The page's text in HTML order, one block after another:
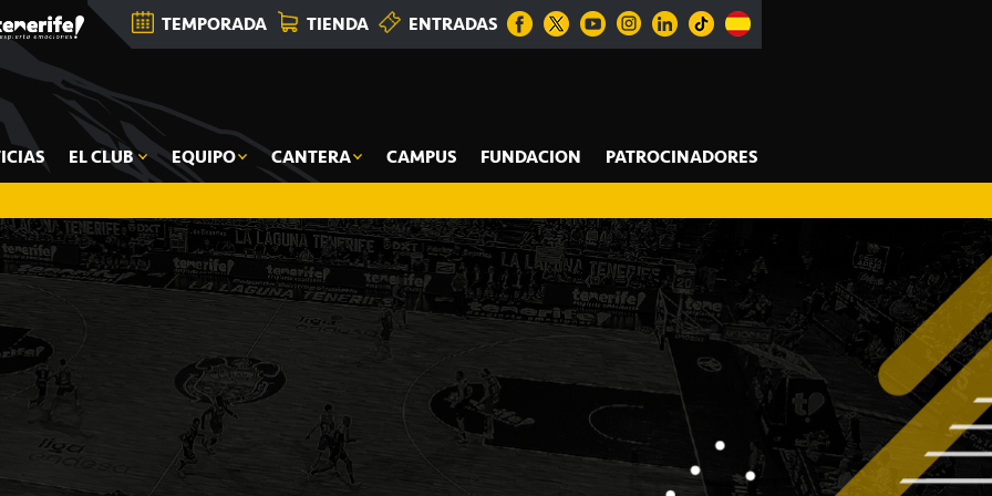
TEMPORADA TIENDA ENTRADAS
EL CLUB EQUIPO CANTERA CAMPUS FUNDACION PATROCINADORES